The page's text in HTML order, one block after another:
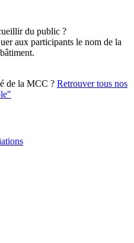
du public ?
aux participants le nom de la
de la MCC ? Retrouver tous nos